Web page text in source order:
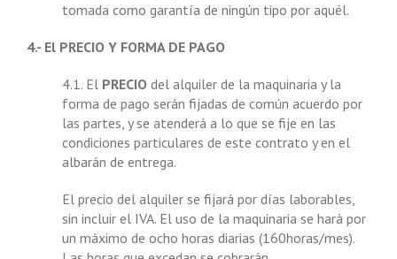
tomada como garantía de ningún tipo por aquél.
4.- El PRECIO Y FORMA DE PAGO
4.1. El PRECIO del alquiler de la maquinaria y la
forma de pago serán fijadas de común acuerdo por
las partes, y se atenderá a lo que se fije en las
condiciones particulares de este contrato y en el
albarán de entrega.
El precio del alquiler se fijará por días laborables,
sin incluir el IVA. El uso de la maquinaria se hará por
un máximo de ocho horas diarias (160horas/mes).